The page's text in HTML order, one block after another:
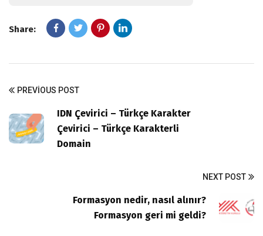
Share:
PREVIOUS POST
IDN Çevirici – Türkçe Karakter
Çevirici – Türkçe Karakterli
Domain
NEXT POST
Formasyon nedir, nasıl alınır?
Formasyon geri mi geldi?